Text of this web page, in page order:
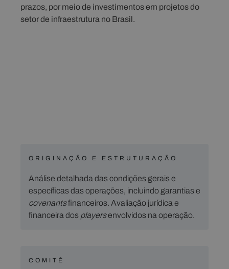
prazos, por meio de investimentos em projetos do
setor de infraestrutura no Brasil.
ORIGINAÇÃO E ESTRUTURAÇÃO
Análise detalhada das condições gerais e
específicas das operações, incluindo garantias e
covenantsfinanceiros. Avaliação jurídica e
financeira dos playersenvolvidos na operação.
COMITÊ